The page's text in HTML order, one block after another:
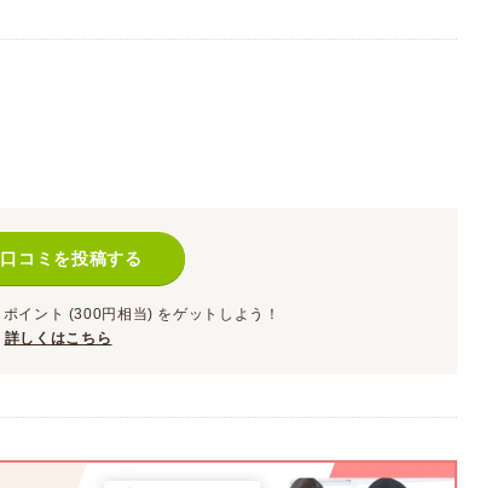
口コミを投稿する
ポイント (300円相当) をゲットしよう！
詳しくはこちら